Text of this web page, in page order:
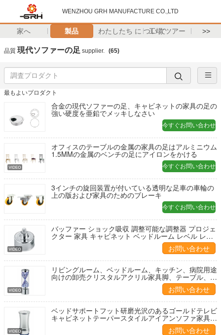
WENZHOU GRH MANUFACTURE CO.,LTD
家へ 製品 わたしたち に つい て工場 ツアー >>
品質 現代ソファーの足 supplier. (65)
最もよいプロダクト
合金の現代ソファーの足、キャビネットの家具の足の
強い硬度を亜鉛でメッキしなさい
今すぐお問い合わせ
オフィスのテーブルの金属の家具の足はアルミニウム
1.5MMの金属のベンチの足にアイロンをかける
今すぐお問い合わせ
3インチの旋回装置が付いている透明な足車の車輪の
上の版および家具のためのブレーキ
今すぐお問い合わせ
バッファー ショック吸収 調整可能な調整器 プロジェ
クター 家具 キャビネット ベッドルーム レベル レベ
お問い合わせ
リビングルーム、ベッドルーム、キッチン、病院用途
向けの卸売クリスタルアクリル家具脚、テーブル、ベ
お問い合わせ
ベッドサポートフット研磨光沢のあるゴールドテレビ
キャビネットテーパースタイルアイアンソファ家具用
お問い合わせ